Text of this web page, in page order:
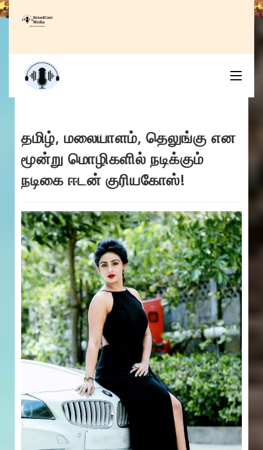
Skip
to
தமிழ், மலையாளம், தெலுங்கு என
மூன்று மொழிகளில் நடிக்கும்
நடிகை ஈடன் குரியகோஸ்!